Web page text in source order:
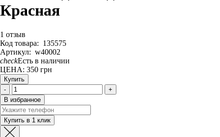
Красная
1 отзыв
Код товара: 135575
Артикул: w40002
checkЕсть в наличии
ЦЕНА: 350 грн
Купить
-
+
В избранное